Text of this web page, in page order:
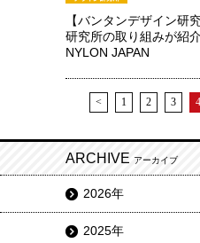
【バンタンデザイン研
研究所の取り組みが紹
NYLON JAPAN
< 1 2 3 4
ARCHIVE アーカイブ
2026年
2025年